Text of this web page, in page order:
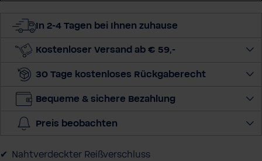
a
s
In 2-4 Tagen bei Ihnen zuhause
Kostenloser Versand ab € 59,-
30 Tage kostenloses Rückgaberecht
Bequeme & sichere Bezahlung
Preis beobachten
Nahtverdeckter Reißverschluss